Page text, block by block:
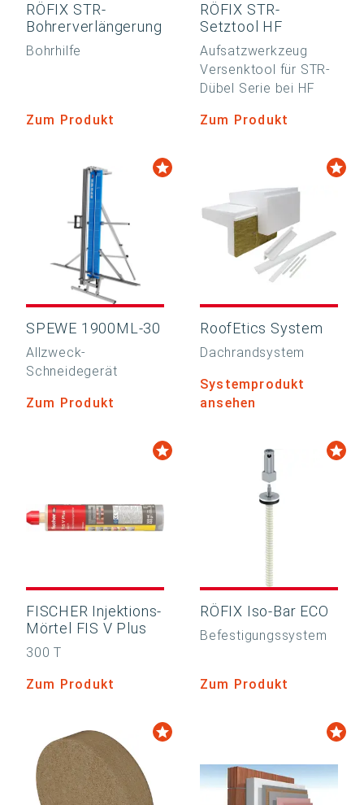
RÖFIX STR-
Bohrerverlängerung
Bohrhilfe
Zum Produkt
RÖFIX STR-
Setztool HF
Aufsatzwerkzeug
Versenktool für STR-
Dübel Serie bei HF
Zum Produkt
SPEWE 1900ML-30
Allzweck-
Schneidegerät
Zum Produkt
RoofEtics System
Dachrandsystem
Systemprodukt
ansehen
FISCHER Injektions-
Mörtel FIS V Plus
300 T
Zum Produkt
RÖFIX Iso-Bar ECO
Befestigungssystem
Zum Produkt